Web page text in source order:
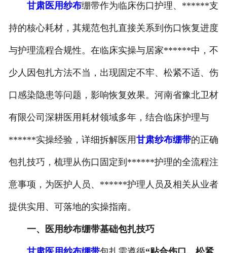
甘肃医用纱布绷带作为临床伤口护理、******支
持的核心耗材，其规范包扎直接关系到伤口恢复进度
与护理流程合规性。在临床实操与居家******中，不
少人因包扎方法不当，出现固定不牢、松紧不适、伤
口感染隐患等问题，影响恢复效果。河南省豫北卫材
有限公司深耕医用耗材领域多年，结合临床护理与
******实操经验，详细拆解医用甘肃纱布绷带的正确
包扎技巧，梳理从伤口固定到******护理的全流程注
意事项，为医护人员、******护理人员及相关从业者
提供实用、可落地的实操指南。
一、医用纱布绷带基础包扎技巧